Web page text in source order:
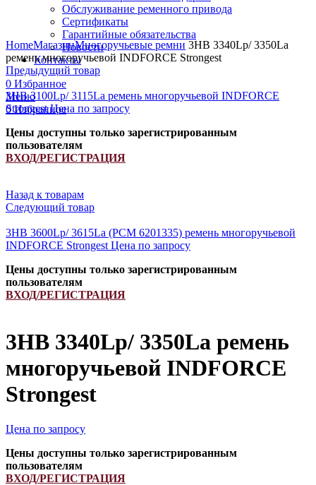
Обслуживание ременного привода
Сертификаты
Гарантийные обязательства
Новости
Контакты
0 Избранное
Меню
0Избранное
Увеличить
HomeМагазинМногоручьевые ремни 3HB 3340Lp/ 3350La
ремень многоручьевой INDFORCE Strongest
Предыдущий товар
3HB 3100Lp/ 3115La ремень многоручьевой INDFORCE
StrongestЦена по запросу
Цены доступны только зарегистрированным
пользователям
ВХОД/РЕГИСТРАЦИЯ
Назад к товарам
Следующий товар
3HB 3600Lp/ 3615La (РСМ 6201335) ремень многоручьевой
INDFORCE Strongest Цена по запросу
Цены доступны только зарегистрированным
пользователям
ВХОД/РЕГИСТРАЦИЯ
3HB 3340Lp/ 3350La ремень
многоручьевой INDFORCE
Strongest
Цена по запросу
Цены доступны только зарегистрированным
пользователям
ВХОД/РЕГИСТРАЦИЯ